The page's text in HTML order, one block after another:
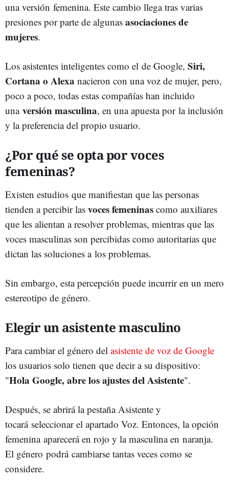
una versión femenina. Este cambio llega tras varias
presiones por parte de algunas asociaciones de
mujeres.
Los asistentes inteligentes como el de Google, Siri,
Cortana o Alexa nacieron con una voz de mujer, pero,
poco a poco, todas estas compañías han incluido
una versión masculina, en una apuesta por la inclusión
y la preferencia del propio usuario.
¿Por qué se opta por voces
femeninas?
Existen estudios que manifiestan que las personas
tienden a percibir las voces femeninas como auxiliares
que les alientan a resolver problemas, mientras que las
voces masculinas son percibidas como autoritarias que
dictan las soluciones a los problemas.
Sin embargo, esta percepción puede incurrir en un mero
estereotipo de género.
Elegir un asistente masculino
Para cambiar el género del asistente de voz de Google
los usuarios solo tienen que decir a su dispositivo:
"Hola Google, abre los ajustes del Asistente".
Después, se abrirá la pestaña Asistente y
tocará seleccionar el apartado Voz. Entonces, la opción
femenina aparecerá en rojo y la masculina en naranja.
El género podrá cambiarse tantas veces como se
considere.